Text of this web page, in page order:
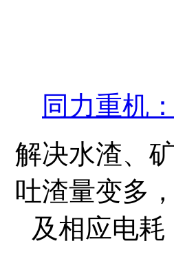
同力重机
解决水渣、
吐渣量变多
及相应电